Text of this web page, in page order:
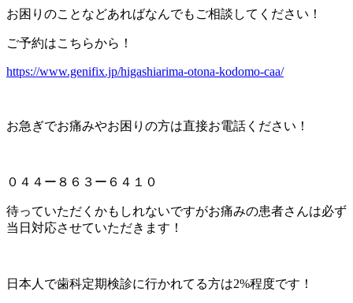
お困りのことなどあればなんでもご相談してください！
ご予約はこちらから！
https://www.genifix.jp/higashiarima-otona-kodomo-caa/
お急ぎでお痛みやお困りの方は直接お電話ください！
０４４ー８６３ー６４１０
待っていただくかもしれないですがお痛みの患者さんは必ず
当日対応させていただきます！
日本人で歯科定期検診に行かれてる方は2%程度です！